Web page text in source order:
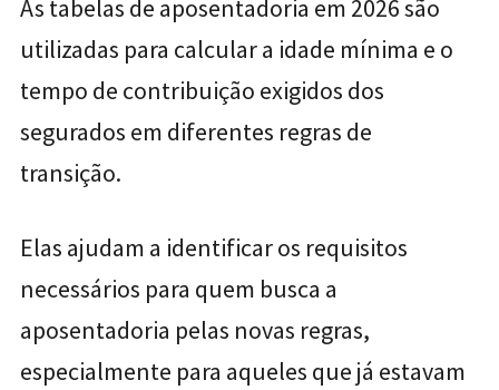
As tabelas de aposentadoria em 2026 são
utilizadas para calcular a idade mínima e o
tempo de contribuição exigidos dos
segurados em diferentes regras de
transição.
Elas ajudam a identificar os requisitos
necessários para quem busca a
aposentadoria pelas novas regras,
especialmente para aqueles que já estavam